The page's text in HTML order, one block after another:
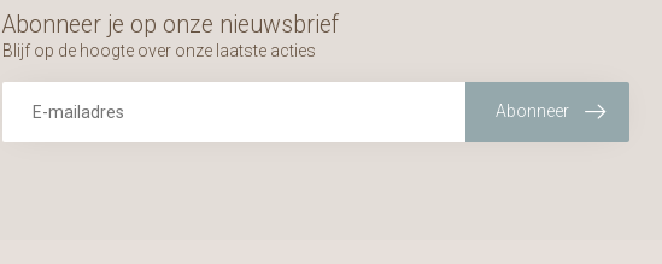
Abonneer je op onze nieuwsbrief
Blijf op de hoogte over onze laatste acties
Abonneer